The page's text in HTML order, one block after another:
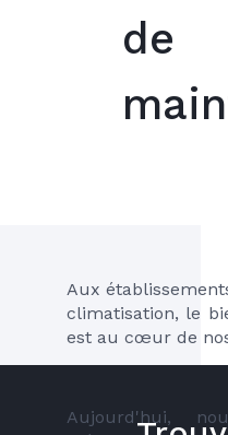
de
Aux
climatisation, le
est au cœur de
Aujourd'hui,